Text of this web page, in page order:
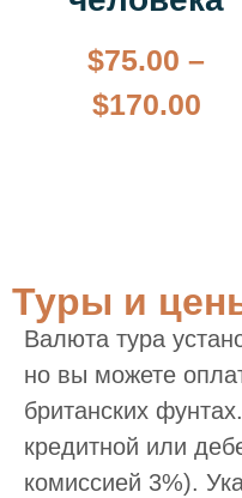
$75.00 –
$170.00
Туры и
Валюта тура
но вы можете
британских
кредитной или
комиссией 3%).